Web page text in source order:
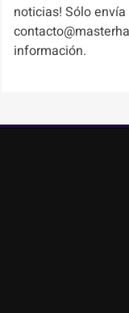
noticias! Sólo
información.